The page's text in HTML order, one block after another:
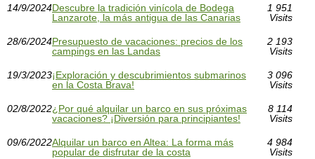
14/9/2024Descubre la tradición vinícola de Bodega
Lanzarote, la más antigua de las Canarias
1 951
Visits
28/6/2024Presupuesto de vacaciones: precios de los
campings en las Landas
2 193
Visits
19/3/2023¡Exploración y descubrimientos submarinos
en la Costa Brava!
3 096
Visits
02/8/2022¿Por qué alquilar un barco en sus próximas
vacaciones? ¡Diversión para principiantes!
8 114
Visits
09/6/2022Alquilar un barco en Altea: La forma más
popular de disfrutar de la costa
4 984
Visits